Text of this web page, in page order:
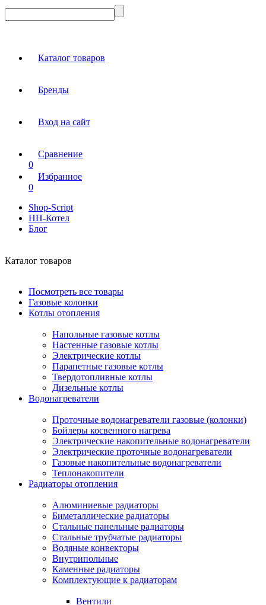
Каталог товаров
Бренды
Вход на сайт
Сравнение
0
Избранное
0
Shop-Script
НН-Котел
Блог
Каталог товаров
Посмотреть все товары
Газовые колонки
Котлы отопления
Напольные газовые котлы
Настенные газовые котлы
Электрические котлы
Парапетные газовые котлы
Твердотопливные котлы
Дизельные котлы
Водонагреватели
Проточные водонагреватели газовые (колонки)
Бойлеры косвенного нагрева
Электрические накопительные водонагреватели
Электрические проточные водонагреватели
Газовые накопительные водонагреватели
Теплонакопители
Радиаторы отопления
Алюминиевые радиаторы
Биметаллические радиаторы
Стальные панельные радиаторы
Стальные трубчатые радиаторы
Водяные конвекторы
Внутрипольные
Каменные радиаторы
Комплектующие к радиаторам
Вентили